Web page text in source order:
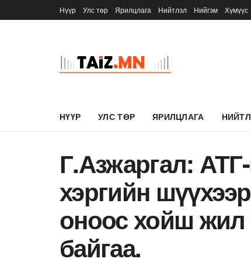
Нүүр Улс төр Ярилцлага Нийтлэл Нийгэм Хүмүүс
НҮҮР УЛС ТӨР ЯРИЛЦЛАГА
Г.Азжаргал:
хэргийн
оноос хойш жил
байгаа.